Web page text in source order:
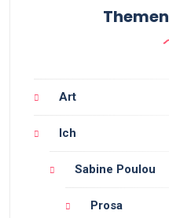
Art
Ich
Sabine Poulou
Prosa